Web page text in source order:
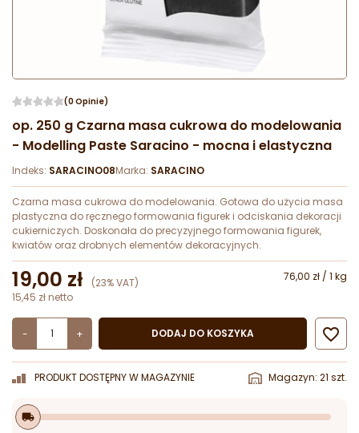
(0 Opinie)
op. 250 g Czarna masa cukrowa do modelowania
- Modelling Paste Saracino - mocna i elastyczna
Indeks: SARACINO08Marka: SARACINO
Czarna masa cukrowa do modelowania. Gotowa do użycia masa
plastyczna do ręcznego formowania figurek i odciskania dekoracji
cukierniczych. Doskonała do precyzyjnego formowania figurek,
kwiatów oraz drobnych elementów dekoracyjnych.
19,00 zł (23% VAT)
76,00 zł / 1 kg
15,45 zł netto
- + DODAJ DO KOSZYKA 
PRODUKT DOSTĘPNY W MAGAZYNIE Magazyn: 21 szt.
local_shipping